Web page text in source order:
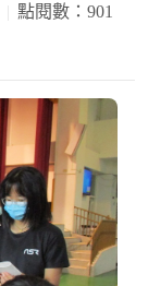
點閱數：901